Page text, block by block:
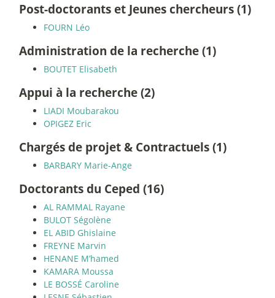
Post-doctorants et Jeunes chercheurs (1)
FOURN Léo
Administration de la recherche (1)
BOUTET Elisabeth
Appui à la recherche (2)
LIADI Moubarakou
OPIGEZ Eric
Chargés de projet & Contractuels (1)
BARBARY Marie-Ange
Doctorants du Ceped (16)
AL RAMMAL Rayane
BULOT Ségolène
EL ABID Ghislaine
FREYNE Marvin
HENANE M’hamed
KAMARA Moussa
LE BOSSÉ Caroline